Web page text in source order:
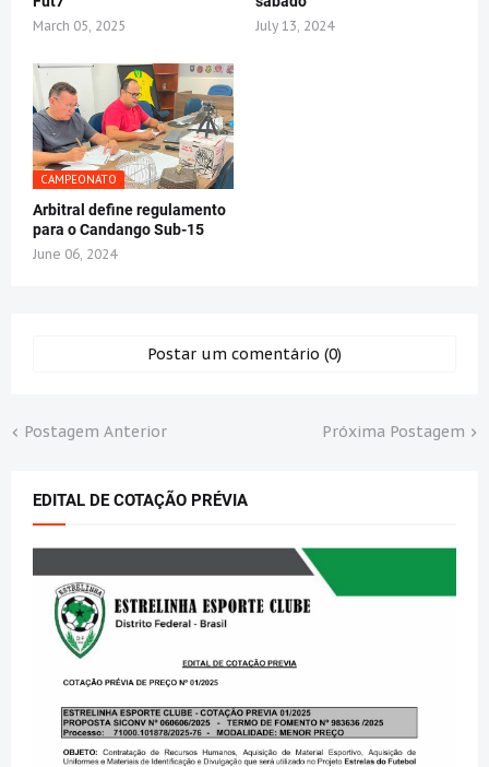
March 05, 2025 July 13, 2024
CAMPEONATO
Arbitral define regulamento
para o Candango Sub-15
June 06, 2024
Postar um comentário (0)
Postagem Anterior Próxima Postagem
EDITAL DE COTAÇÃO PRÉVIA